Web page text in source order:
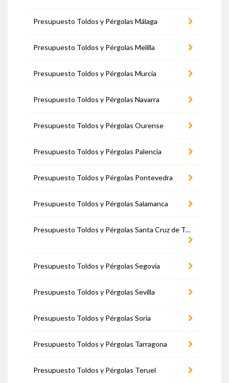
Presupuesto Toldos y Pérgolas Málaga
Presupuesto Toldos y Pérgolas Melilla
Presupuesto Toldos y Pérgolas Murcia
Presupuesto Toldos y Pérgolas Navarra
Presupuesto Toldos y Pérgolas Ourense
Presupuesto Toldos y Pérgolas Palencia
Presupuesto Toldos y Pérgolas Pontevedra
Presupuesto Toldos y Pérgolas Salamanca
Presupuesto Toldos y Pérgolas Santa Cruz de Tenerife
Presupuesto Toldos y Pérgolas Segovia
Presupuesto Toldos y Pérgolas Sevilla
Presupuesto Toldos y Pérgolas Soria
Presupuesto Toldos y Pérgolas Tarragona
Presupuesto Toldos y Pérgolas Teruel